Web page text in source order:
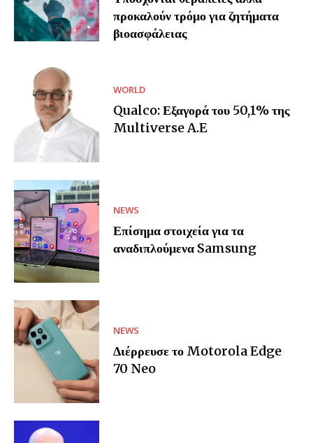
προκαλούν τρόμο για ζητήματα
βιοασφάλειας
WORLD
Qualco: Εξαγορά του 50,1% της
Multiverse A.E
NEWS
Επίσημα στοιχεία για τα
αναδιπλούμενα Samsung
NEWS
Διέρρευσε το Motorola Edge
70 Neo